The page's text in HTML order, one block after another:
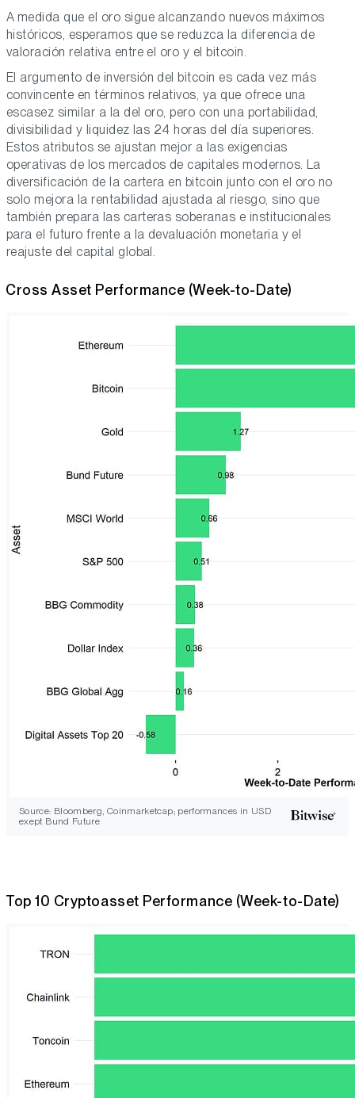
A medida que el oro sigue alcanzando nuevos máximos
históricos, esperamos que se reduzca la diferencia de
valoración relativa entre el oro y el bitcoin.
El argumento de inversión del bitcoin es cada vez más
convincente en términos relativos, ya que ofrece una
escasez similar a la del oro, pero con una portabilidad,
divisibilidad y liquidez las 24 horas del día superiores.
Estos atributos se ajustan mejor a las exigencias
operativas de los mercados de capitales modernos. La
diversificación de la cartera en bitcoin junto con el oro no
solo mejora la rentabilidad ajustada al riesgo, sino que
también prepara las carteras soberanas e institucionales
para el futuro frente a la devaluación monetaria y el
reajuste del capital global.
Cross Asset Performance (Week-to-Date)
Source: Bloomberg, Coinmarketcap; performances in USD
exept Bund Future
Top 10 Cryptoasset Performance (Week-to-Date)